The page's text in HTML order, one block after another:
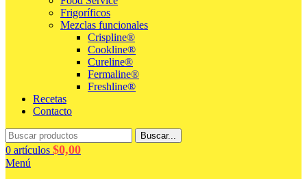
Frigoríficos
Mezclas funcionales
Crispline®
Cookline®
Cureline®
Fermaline®
Freshline®
Recetas
Contacto
Buscar...
0 artículos $0,00
Menú